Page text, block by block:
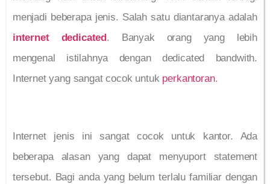
menjadi beberapa jenis. Salah satu diantaranya adalah
internet dedicated. Banyak orang yang lebih
mengenal istilahnya dengan dedicated bandwith.
Internet yang sangat cocok untuk perkantoran.
Internet jenis ini sangat cocok untuk kantor. Ada
beberapa alasan yang dapat menyuport statement
tersebut. Bagi anda yang belum terlalu familiar dengan